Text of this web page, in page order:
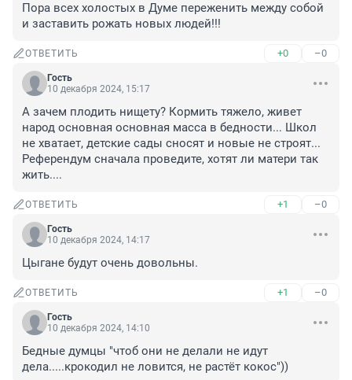
Пора всех холостых в Думе переженить между собой
и заставить рожать новых людей!!!
ОТВЕТИТЬ +0 –0
Гость
10 декабря 2024, 15:17
А зачем плодить нищету? Кормить тяжело, живет
народ основная основная масса в бедности... Школ
не хватает, детские сады сносят и новые не строят...
Референдум сначала проведите, хотят ли матери так
жить....
ОТВЕТИТЬ +1 –0
Гость
10 декабря 2024, 14:17
Цыгане будут очень довольны.
ОТВЕТИТЬ +1 –0
Гость
10 декабря 2024, 14:10
Бедные думцы "чтоб они не делали не идут
дела.....крокодил не ловится, не растёт кокос"))